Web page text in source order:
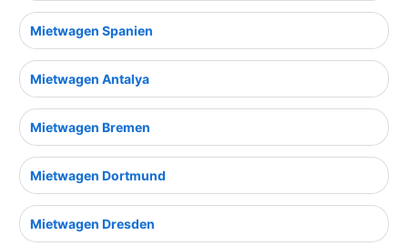
Mietwagen Spanien
Mietwagen Antalya
Mietwagen Bremen
Mietwagen Dortmund
Mietwagen Dresden